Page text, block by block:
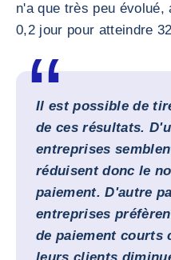
n'a que très peu évolué,
0,2 jour pour atteindre
Il est possible de
de ces résultats.
entreprises
réduisent donc le
paiement. D'autre
entreprises
de paiement courts